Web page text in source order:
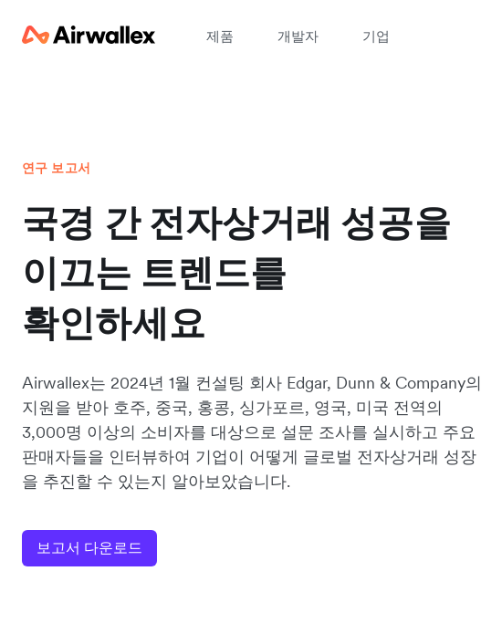
제품 개발자 기업
연구 보고서
국경 간 전자상거래 성공을
이끄는 트렌드를
확인하세요
Airwallex는 2024년 1월 컨설팅 회사 Edgar, Dunn & Company의
지원을 받아 호주, 중국, 홍콩, 싱가포르, 영국, 미국 전역의
3,000명 이상의 소비자를 대상으로 설문 조사를 실시하고 주요
판매자들을 인터뷰하여 기업이 어떻게 글로벌 전자상거래 성장
을 추진할 수 있는지 알아보았습니다.
보고서 다운로드